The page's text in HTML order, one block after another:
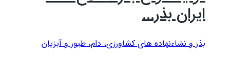
ایران بذر...
بذر و نشاءنهاده های کشاورزی، دام، طيور و آبزيان